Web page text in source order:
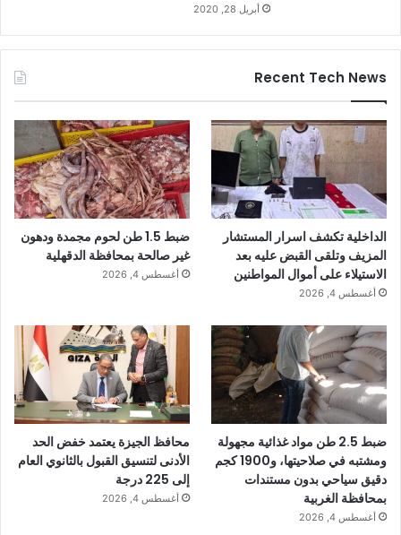
أبريل 28, 2020
Recent Tech News
الداخلية تكشف اسرار المستشار
المزيف وتلقى القبض عليه بعد
الاستيلاء على أموال المواطنين
أغسطس 4, 2026
ضبط 1.5 طن لحوم مجمدة ودهون
غير صالحة بمحافظة الدقهلية
أغسطس 4, 2026
ضبط 2.5 طن مواد غذائية مجهولة
ومشتبه في صلاحيتها، و1900 كجم
دقيق سياحي بدون مستندات
بمحافظة الغربية
أغسطس 4, 2026
محافظ الجيزة يعتمد خفض الحد
الأدنى لتنسيق القبول بالثانوي العام
إلى 225 درجة
أغسطس 4, 2026